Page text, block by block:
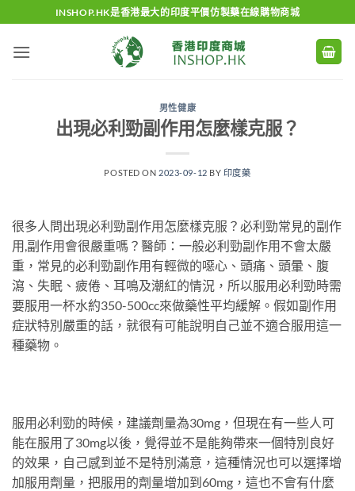
to
content
INSHOP.HK是香港最大的印度平價仿製藥在線購物商城
男性健康
出現必利勁副作用怎麼樣克服？
POSTED ON 2023-09-12 BY 印度藥
很多人問出現必利勁副作用怎麼樣克服？必利勁常見的副作
用,副作用會很嚴重嗎？醫師：一般必利勁副作用不會太嚴
重，常見的必利勁副作用有輕微的噁心、頭痛、頭暈、腹
瀉、失眠、疲倦、耳鳴及潮紅的情況，所以服用必利勁時需
要服用一杯水約350-500cc來做藥性平均緩解。假如副作用
症狀特別嚴重的話，就很有可能說明自己並不適合服用這一
種藥物。
服用必利勁的時候，建議劑量為30mg，但現在有一些人可
能在服用了30mg以後，覺得並不是能夠帶來一個特別良好
的效果，自己感到並不是特別滿意，這種情況也可以選擇增
加服用劑量，把服用的劑量增加到60mg，這也不會有什麼